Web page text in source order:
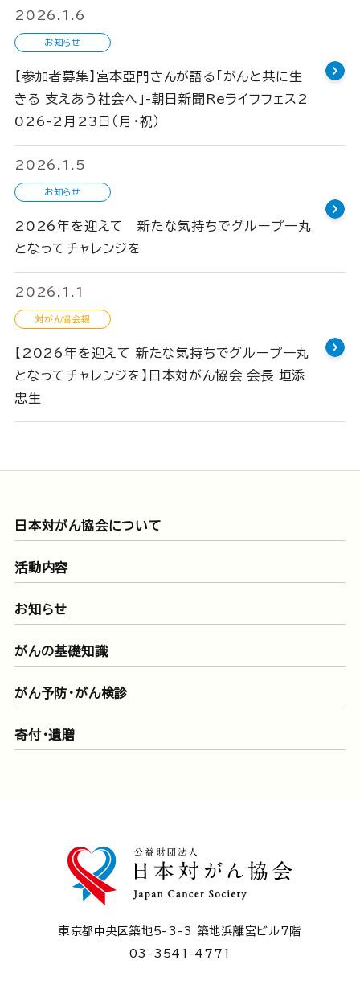
2026.1.6
お知らせ
【参加者募集】宮本亞門さんが語る「がんと共に生
きる 支えあう社会へ」-朝日新聞Reライフフェス2
026-2月23日（月・祝）
2026.1.5
お知らせ
2026年を迎えて 新たな気持ちでグループ一丸
となってチャレンジを
2026.1.1
対がん協会報
【2026年を迎えて 新たな気持ちでグループ一丸
となってチャレンジを】日本対がん協会 会長 垣添
忠生
日本対がん協会について
活動内容
お知らせ
がんの基礎知識
がん予防・がん検診
寄付・遺贈
東京都中央区築地5-3-3 築地浜離宮ビル7階
03-3541-4771